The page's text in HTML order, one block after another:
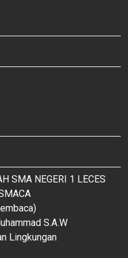
SMA NEGERI 1 LECES
S.A.W
Lingkungan